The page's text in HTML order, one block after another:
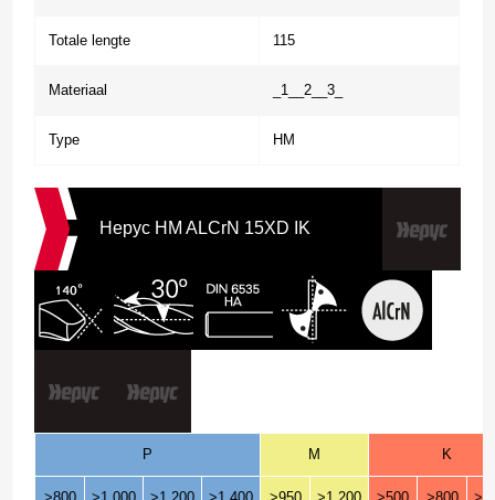
Totale lengte 115
Materiaal _1__2__3_
Type HM
Hepyc HM ALCrN 15XD IK
P M K